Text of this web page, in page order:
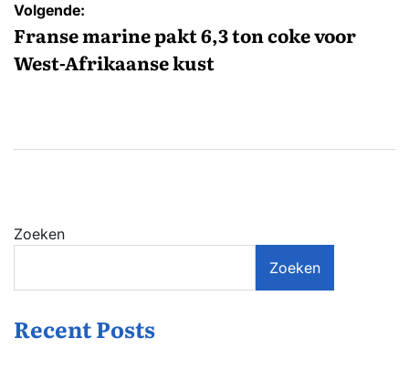
Volgende:
Franse marine pakt 6,3 ton coke voor
West-Afrikaanse kust
Zoeken
Zoeken
Recent Posts